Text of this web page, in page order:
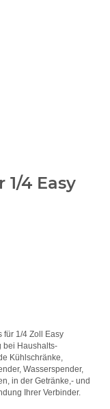
4 Easy
für 1/4 Zoll Easy
bei Haushalts-
Kühlschränke,
Wasserspender,
in der Getränke,- und
Ihrer Verbinder.